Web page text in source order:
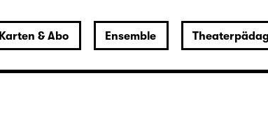
Karten & Abo Ensemble